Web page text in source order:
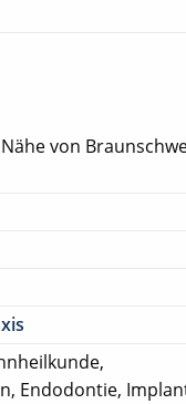
von
Endodontie,